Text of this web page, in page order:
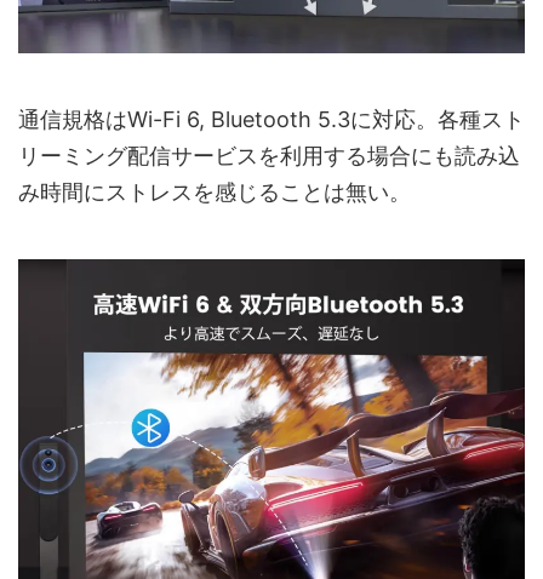
通信規格はWi-Fi 6, Bluetooth 5.3に対応。各種スト
リーミング配信サービスを利用する場合にも読み込
み時間にストレスを感じることは無い。